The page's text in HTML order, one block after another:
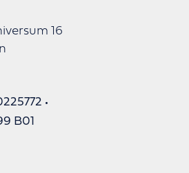
16
B01